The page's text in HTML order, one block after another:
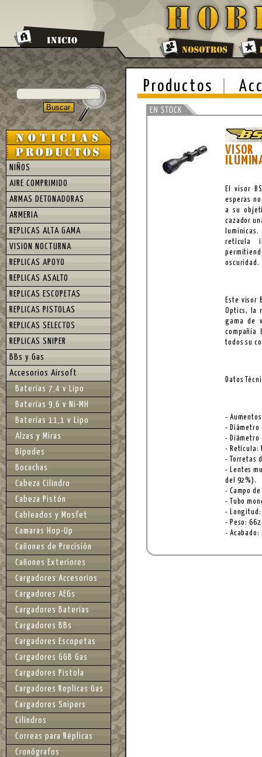
Productos
El visor
esperas
a su
cazador
retícula
oscuridad.
Este visor
Optics, la
gama de
compañía
todos su
Datos
-
- Diámetro
- Diámetro
- Retícula:
- Torretas
- Lentes
del 92%).
- Campo
- Tubo
- Longitud:
- Peso:
-
NIÑOS
AIRE COMPRIMIDO
ARMAS DETONADORAS
ARMERIA
REPLICAS ALTA GAMA
VISION NOCTURNA
REPLICAS APOYO
REPLICAS ASALTO
REPLICAS ESCOPETAS
REPLICAS PISTOLAS
REPLICAS SELECTOS
REPLICAS SNIPER
BBs y Gas
Accesorios Airsoft
Baterías 7,4 v Lipo
Baterías 9,6 v Ni-MH
Baterías 11,1 v Lipo
Alzas y Miras
Bípodes
Bocachas
Cabeza Cilindro
Cabeza Pistón
Cableados y Mosfet
Camaras Hop-Up
Cañones de Precisión
Cañones Exteriores
Cargadores Accesorios
Cargadores AEGs
Cargadores Baterías
Cargadores BBs
Cargadores Escopetas
Cargadores GGB Gas
Cargadores Pistola
Cargadores Replicas Gas
Cargadores Snipers
Cilindros
Correas para Réplicas
Cronógrafos